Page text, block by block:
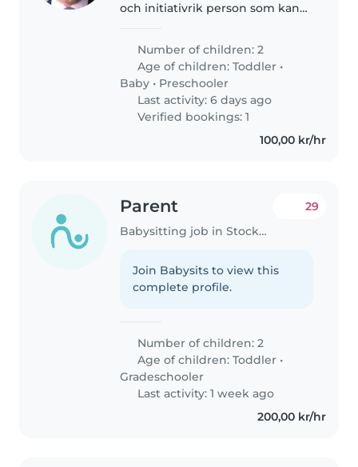
och initiativrik person som kan
Maximus (3 år) och Marcus (1 år)
som är supermysiga och
jätteroliga att vara med. Det
handlar..
Number of children: 2
Age of children:Toddler •
Baby • Preschooler
Last activity: 6 days ago
Verified bookings: 1
100,00 kr/hr
Parent
Babysitting job in Stockholm
29
Join Babysits to view this
complete profile.
Number of children: 2
Age of children:Toddler •
Gradeschooler
Last activity: 1 week ago
200,00 kr/hr